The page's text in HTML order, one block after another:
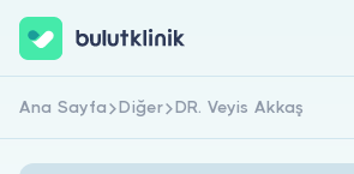
Hemen Kaydol
Ana Sayfa Diğer DR. Veyis Akkaş